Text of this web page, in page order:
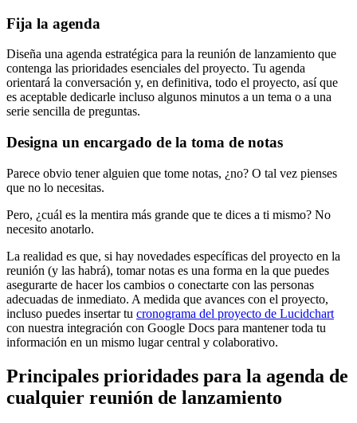
Fija la agenda
Diseña una agenda estratégica para la reunión de lanzamiento que
contenga las prioridades esenciales del proyecto. Tu agenda
orientará la conversación y, en definitiva, todo el proyecto, así que
es aceptable dedicarle incluso algunos minutos a un tema o a una
serie sencilla de preguntas.
Designa un encargado de la toma de notas
Parece obvio tener alguien que tome notas, ¿no? O tal vez pienses
que no lo necesitas.
Pero, ¿cuál es la mentira más grande que te dices a ti mismo? No
necesito anotarlo.
La realidad es que, si hay novedades específicas del proyecto en la
reunión (y las habrá), tomar notas es una forma en la que puedes
asegurarte de hacer los cambios o conectarte con las personas
adecuadas de inmediato. A medida que avances con el proyecto,
incluso puedes insertar tu cronograma del proyecto de Lucidchart
con nuestra integración con Google Docs para mantener toda tu
información en un mismo lugar central y colaborativo.
Principales prioridades para la agenda de
cualquier reunión de lanzamiento